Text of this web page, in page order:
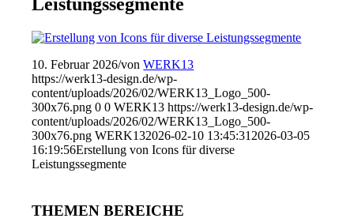
10. Februar 2026/vonWERK13
https://werk13-design.de/wp-
content/uploads/2026/02/WERK13_Logo_500-
300x76.png 0 0 WERK13 https://werk13-design.de/wp-
content/uploads/2026/02/WERK13_Logo_500-
300x76.png WERK132026-02-10 13:45:31 2026-03-05
16:19:56Erstellung von Icons für diverse
Leistungssegmente
THEMEN BEREICHE